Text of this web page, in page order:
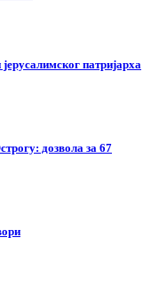
патријарха
дозвола за 67